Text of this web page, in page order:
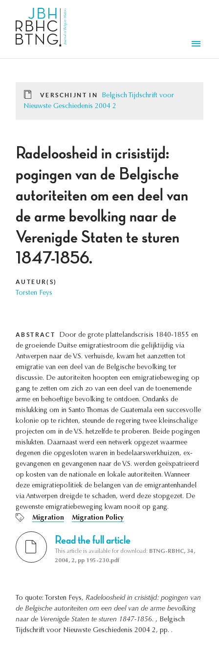
VERSCHIJNT IN
Belgisch Tijdschrift voor
Nieuwste Geschiedenis 2004 2
Radeloosheid in crisistijd:
pogingen van de Belgische
autoriteiten om een deel van
de arme bevolking naar de
Verenigde Staten te sturen
1847-1856.
AUTEUR(S)
Torsten Feys
ABSTRACT
Door de grote plattelandscrisis 1840-1855 en
de groeiende Duitse emigratiestroom die gelijktijdig via
Antwerpen naar de V.S. verhuisde, kwam het aanzetten tot
emigratie van een deel van de Belgische bevolking ter
discussie. De autoriteiten hoopten een emigratiebeweging op
gang te zetten om zich zo van een deel van de toenemende
arme en behoeftige bevolking te ontdoen. Ondanks de
mislukking om in Santo Thomas de Guatemala een succesvolle
kolonie op te richten, steunde de regering twee kleinschalige
projecten om in de V.S. hetzelfde te proberen. Beide pogingen
mislukten. Daarnaast werd een netwerk opgezet waarmee
degenen die opgesloten waren in bedelaarswerkhuizen, ex-
gevangenen en gevangenen naar de V.S. werden geëxpatrieerd
op kosten van de nationale en lokale autoriteiten. Wanneer
deze emigratiepolitiek de belangen van de emigrantenhandel
via Antwerpen dreigde te schaden, werd deze stopgezet. De
gewenste emigratiebeweging kwam nooit op gang.
Migration
Migration Policy
Read the full article
This article is available for download: BTNG-RBHC, 34,
2004, 2, pp 195-230.pdf
To quote: Torsten Feys, Radeloosheid in crisistijd: pogingen van
de Belgische autoriteiten om een deel van de arme bevolking
naar de Verenigde Staten te sturen 1847-1856. , Belgisch
Tijdschrift voor Nieuwste Geschiedenis 2004 2, pp. .